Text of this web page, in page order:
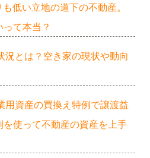
低い立地の道下の不動産。
て本当？
況とは？空き家の現状や動向
用資産の買換え特例で譲渡益
使って不動産の資産を上手